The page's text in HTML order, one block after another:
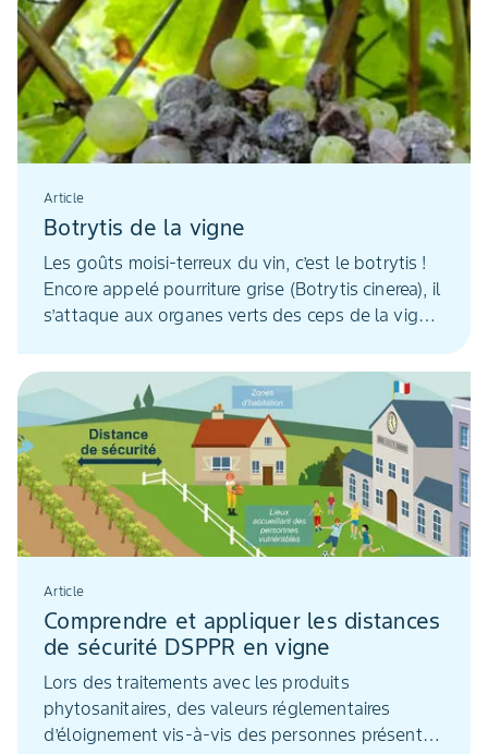
d'une protection optimis...
Article
Botrytis de la vigne
Les goûts moisi-terreux du vin, c’est le botrytis !
Encore appelé pourriture grise (Botrytis cinerea), il
s’attaque aux organes verts des ceps de la vigne.
sur les baies. En contrôlant la densité du
feuillage, sa propagation peut être contenue. Un
traiteme...
Article
Comprendre et appliquer les distances
de sécurité DSPPR en vigne
Lors des traitements avec les produits
phytosanitaires, des valeurs réglementaires
d’éloignement vis-à-vis des personnes présentes